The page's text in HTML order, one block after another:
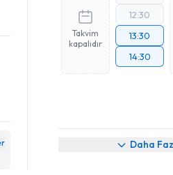
Takvim
kapalıdır
12:30
13:30
14:30
Daha